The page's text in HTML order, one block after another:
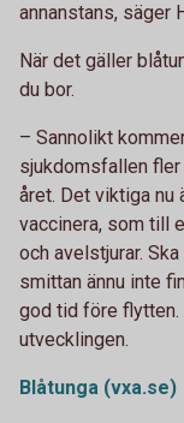
annanstans, säger
När det gäller
du bor.
– Sannolikt
sjukdomsfallen
året. Det viktiga nu
vaccinera, som till
och avelstjurar.
smittan ännu inte
god tid före flytten.
utvecklingen.
Blåtunga (vxa.se)